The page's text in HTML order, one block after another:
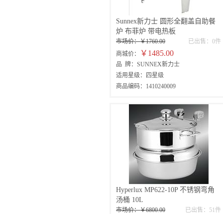
Sunnex新力士 圆形全翻盖自助餐
炉 布菲炉 带电热板
已出售：0件
市场价：￥1760.00
商城价：
￥1485.00
品 牌：SUNNEX新力士
适用星级：四星级
商品编码：1410240009
Hyperlux MP622-10P 不锈钢弯角
汤桶 10L
已出售：51件
市场价：￥6800.00